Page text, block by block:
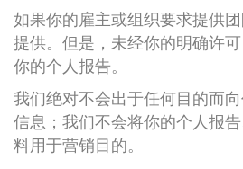
如果你的雇主或组织要求提供
提供。但是，未经你的明确许
你的个人报告。
我们绝对不会出于任何目的而
信息；我们不会将你的个人报
料用于营销目的。